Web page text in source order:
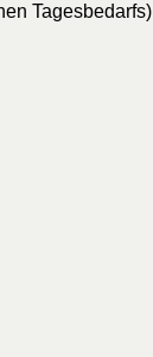
Tagesbedarfs)